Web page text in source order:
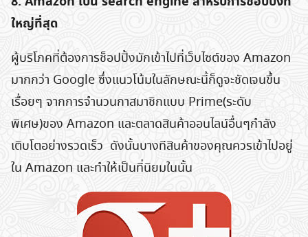
ใหญ่ที่สุด
ผู้บริโภคที่ต้องการช็อปปิ้งมักเข้าไปที่เว็บไซต์ของ Amazon
มากกว่า Google ซึ่งแนวโน้มในลักษณะนี้ก็ดูจะชัดเจนขึ้น
เรื่อยๆ จากการจำนวนกาสมาชิกแบบ Prime(ระดับ
พิเศษ)ของ Amazon และตลาดสินค้าออนไลน์อื่นๆกำลัง
เติบโตอย่างรวดเร็ว ดังนั้นบางทีสินค้าของคุณควรเข้าไปอยู่
ใน Amazon และทำให้เป็นที่นิยมในนั้น